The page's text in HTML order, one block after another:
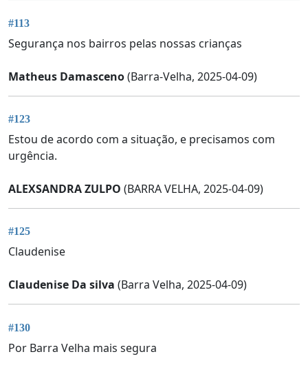
#113
Segurança nos bairros pelas nossas crianças
Matheus Damasceno(Barra-Velha, 2025-04-09)
#123
Estou de acordo com a situação, e precisamos com
urgência.
ALEXSANDRA ZULPO (BARRA VELHA, 2025-04-09)
#125
Claudenise
Claudenise Da silva (Barra Velha, 2025-04-09)
#130
Por Barra Velha mais segura